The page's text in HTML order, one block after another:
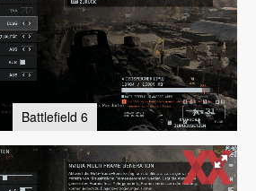
Battlefield 6